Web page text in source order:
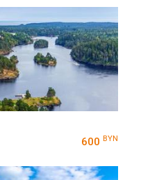
600 BYN